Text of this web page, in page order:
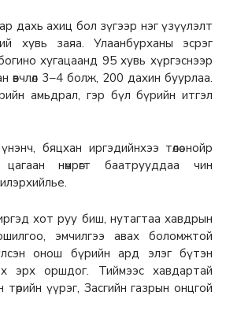
дахь ахиц бол зүгээр нэг үзүүлэлт
хувь заяа. Улаанбурханы эсрэг
хугацаанд 95 хувь хүргэснээр
өвчлөл 3–4 болж, 200 дахин буурлаа.
амьдрал, гэр бүл бүрийн итгэл
бяцхан иргэдийнхээ төлөө нойр
нөмрөгт баатрууддаа чин
иргэд хот руу биш, нутагтаа хавдрын
эмчилгээ авах боломжтой
онош бүрийн ард элэг бүтэн
эрх оршдог. Тиймээс хавдартай
үүрэг, Засгийн газрын онцгой